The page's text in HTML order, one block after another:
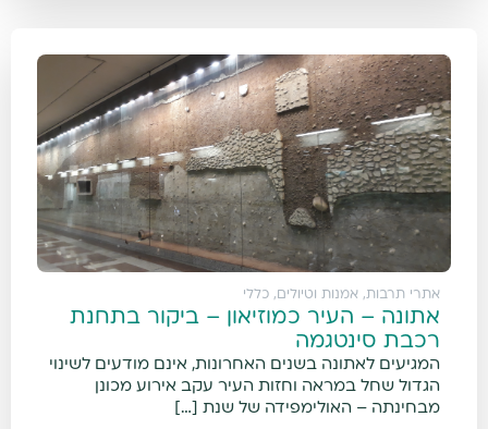
אתרי תרבות, אמנות וטיולים , כללי
אתונה – העיר כמוזיאון – ביקור בתחנת
רכבת סינטגמה
המגיעים לאתונה בשנים האחרונות, אינם מודעים לשינוי
הגדול שחל במראה וחזות העיר עקב אירוע מכונן
מבחינתה – האולימפידה של שנת […]